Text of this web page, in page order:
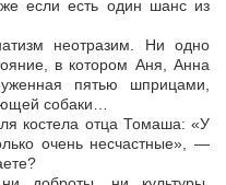
если есть один шанс из
неотразим. Ни одно
в котором Аня, Анна
пятью шприцами,
собаки…
костела отца Томаша: «У
очень несчастные», —